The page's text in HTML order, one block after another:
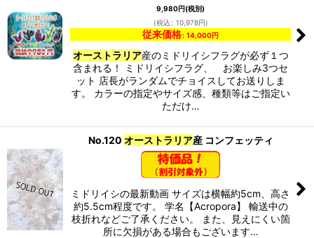
9,980円(税別)
(税込 : 10,978円)
従来価格: 14,000円
オーストラリア産のミドリイシフラグが必ず１つ
含まれる！ ミドリイシフラグ、 お楽しみ3つセ
ット 店長がランダムでチョイスしてお送りしま
す。 カラーの指定やサイズ感、種類等はご指定い
ただけ…
No.120 オーストラリア産 コンフェッティ
ミドリイシの最新動画 サイズは横幅約5cm、高さ
約5.5cm程度です。 学名【Acropora】 輸送中の
枝折れなどご了承ください。 また、見えにくい箇
所に欠損がある場合もございます…